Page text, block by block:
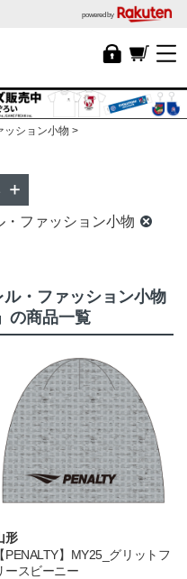
powered by
ッション小物
・ファッション小物
ル・ファッション小物
の商品一覧
形
【PENALTY】MY25_グリットフ
ースビーニー